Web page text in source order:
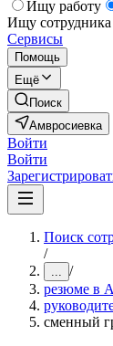
Ищу работу
Ищу сотрудника
Сервисы
Помощь
Ещё
Поиск
Амвросиевка
Войти
Войти
Поиск
/
... /
резюме в
сменный